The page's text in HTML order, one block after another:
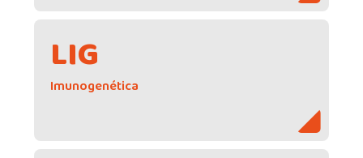
LIG
Imunogenética